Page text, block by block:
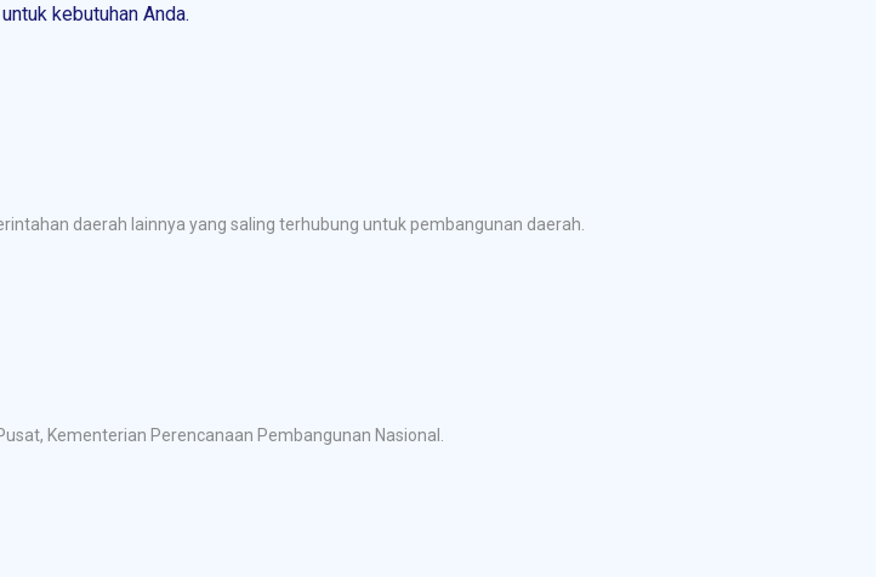
kebutuhan Anda.
daerah lainnya yang saling terhubung untuk pembangunan daerah.
Kementerian Perencanaan Pembangunan Nasional.